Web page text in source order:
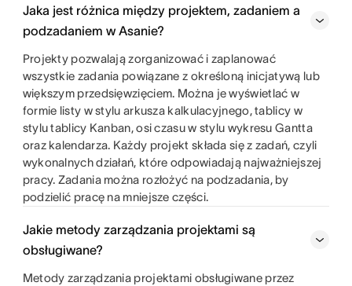
Jaka jest różnica między projektem, zadaniem a
podzadaniem w Asanie?
Projekty pozwalają zorganizować i zaplanować
wszystkie zadania powiązane z określoną inicjatywą lub
większym przedsięwzięciem. Można je wyświetlać w
formie listy w stylu arkusza kalkulacyjnego, tablicy w
stylu tablicy Kanban, osi czasu w stylu wykresu Gantta
oraz kalendarza. Każdy projekt składa się z zadań, czyli
wykonalnych działań, które odpowiadają najważniejszej
pracy. Zadania można rozłożyć na podzadania, by
podzielić pracę na mniejsze części.
Jakie metody zarządzania projektami są
obsługiwane?
Metody zarządzania projektami obsługiwane przez